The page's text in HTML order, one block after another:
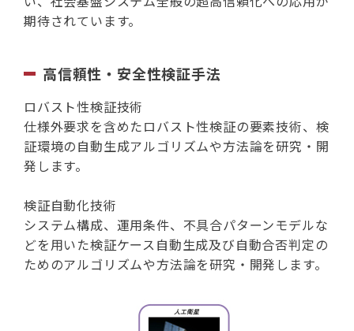
期待されています。
高信頼性・安全性検証手法
ロバスト性検証技術
仕様外要求を含めたロバスト性検証の要素技術、検
証環境の自動生成アルゴリズムや方法論を研究・開
発します。
検証自動化技術
システム構成、運用条件、不具合パターンモデルな
どを用いた検証ケース自動生成及び自動合否判定の
ためのアルゴリズムや方法論を研究・開発します。